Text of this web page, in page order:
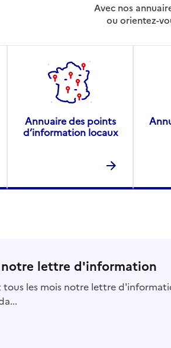
Avec nos
ou orientez-
Annuaire des points
d’information locaux
notre lettre d'information
tous les mois notre lettre